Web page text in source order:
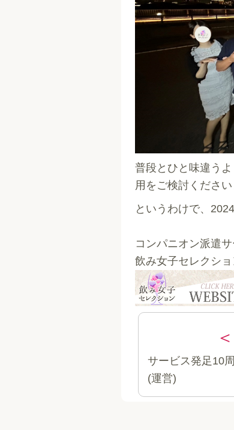
普段とひと味違う
用をご検討くださ
というわけで、
コンパニオン派遣サ
飲み女子セレクショ
サービス発足10
(運営)